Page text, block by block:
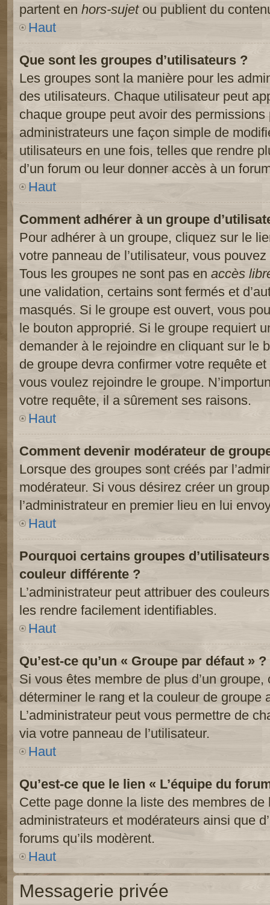
partent en hors-sujetou publient du
Haut
Que sont les groupes d’utilisateurs ?
Les groupes sont la manière pour les
des utilisateurs. Chaque utilisateur peut
chaque groupe peut avoir des
administrateurs une façon simple de
utilisateurs en une fois, telles que rendre
d’un forum ou leur donner accès à un
Haut
Comment adhérer à un groupe
Pour adhérer à un groupe, cliquez sur le
votre panneau de l’utilisateur, vous
Tous les groupes ne sont pas en accès
une validation, certains sont fermés et
masqués. Si le groupe est ouvert, vous
le bouton approprié. Si le groupe requiert
demander à le rejoindre en cliquant sur le
de groupe devra confirmer votre requête
vous voulez rejoindre le groupe.
votre requête, il a sûrement ses raisons.
Haut
Comment devenir modérateur de
Lorsque des groupes sont créés par
modérateur. Si vous désirez créer un
l’administrateur en premier lieu en lui
Haut
Pourquoi certains groupes
couleur différente ?
L’administrateur peut attribuer des
les rendre facilement identifiables.
Haut
Qu’est-ce qu’un « Groupe par défaut » ?
Si vous êtes membre de plus d’un
déterminer le rang et la couleur de groupe
L’administrateur peut vous permettre de
via votre panneau de l’utilisateur.
Haut
Qu’est-ce que le lien « L’équipe du
Cette page donne la liste des membres de
administrateurs et modérateurs ainsi que
forums qu’ils modèrent.
Haut
Messagerie privée